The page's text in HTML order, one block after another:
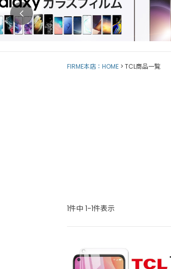
FIRME本店：HOME TCL商品一覧
1件中 1-1件表示